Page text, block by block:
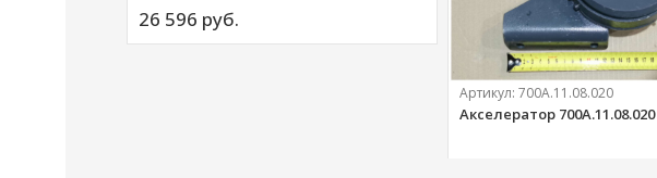
26 596 руб.
Артикул:700А.11.08.020
Акселератор 700А.11.08.020